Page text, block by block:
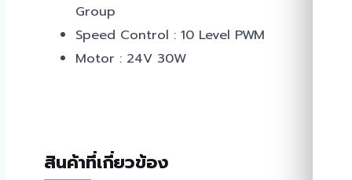
Group
Speed Control : 10 Level PWM
Motor : 24V 30W
สินค้าที่เกี่ยวข้อง